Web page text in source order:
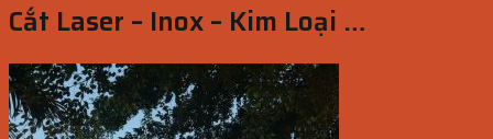
Cắt Laser – Inox – Kim Loại …